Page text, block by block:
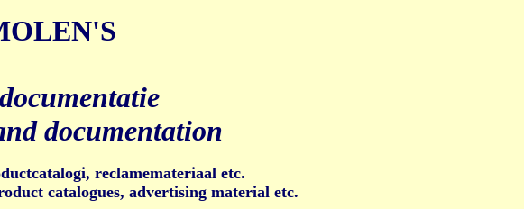
documentation
reclamemateriaal etc.
catalogues, advertising material etc.